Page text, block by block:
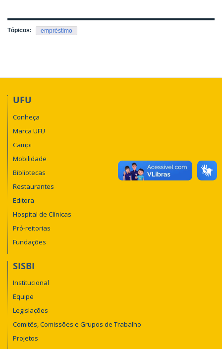
Tópicos: empréstimo
UFU
Conheça
Marca UFU
Campi
Mobilidade
Bibliotecas
Restaurantes
Editora
Hospital de Clínicas
Pró-reitorias
Fundações
SISBI
Institucional
Equipe
Legislações
Comitês, Comissões e Grupos de Trabalho
Projetos